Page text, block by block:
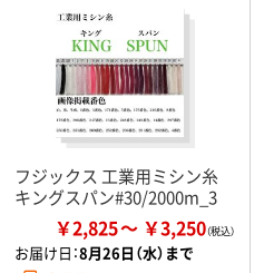
フジックス 工業用ミシン糸
キングスパン#30/2000m_3
￥2,825 ￥3,250
お届け日：8月26日（水）まで